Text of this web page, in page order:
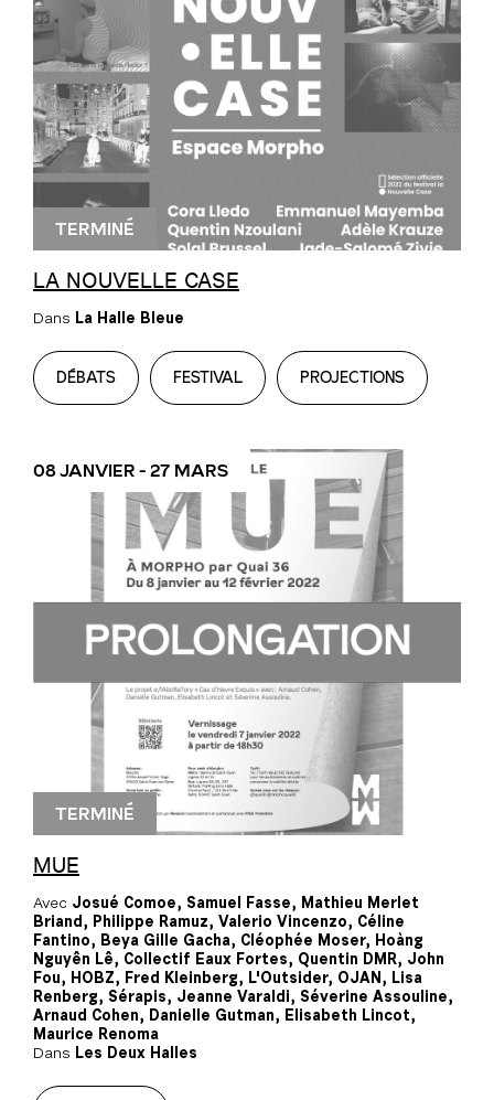
TERMINÉ
LA NOUVELLE CASE
Dans La Halle Bleue
DÉBATS FESTIVAL PROJECTIONS
08 JANVIER - 27 MARS
TERMINÉ
MUE
Avec Josué Comoe, Samuel Fasse, Mathieu Merlet
Briand, Philippe Ramuz, Valerio Vincenzo, Céline
Fantino, Beya Gille Gacha, Cléophée Moser, Hoàng
Nguyên Lê, Collectif Eaux Fortes, Quentin DMR, John
Fou, HOBZ, Fred Kleinberg, L'Outsider, OJAN, Lisa
Renberg, Sérapis, Jeanne Varaldi, Séverine Assouline,
Arnaud Cohen, Danielle Gutman, Elisabeth Lincot,
Maurice Renoma
Dans Les Deux Halles